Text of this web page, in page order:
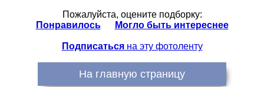
Пожалуйста, оцените подборку:
Понравилось
Могло быть интереснее
Подписатьсяна эту фотоленту
На главную страницу